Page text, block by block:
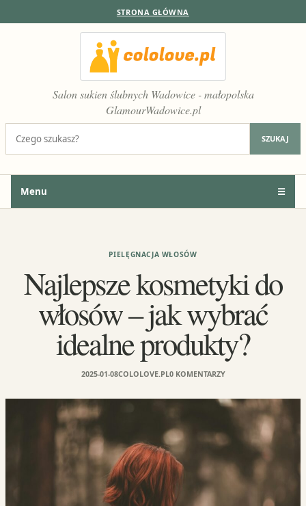
STRONA GŁÓWNA
Salon sukien ślubnych Wadowice - małopolska
GlamourWadowice.pl
SZUKAJ
Menu ☰
PIELĘGNACJA WŁOSÓW
Najlepsze kosmetyki do
włosów – jak wybrać
idealne produkty?
2025-01-08COLOLOVE.PL0 KOMENTARZY